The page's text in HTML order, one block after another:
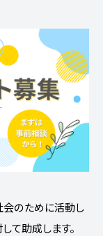
会のために活動し
て助成します。